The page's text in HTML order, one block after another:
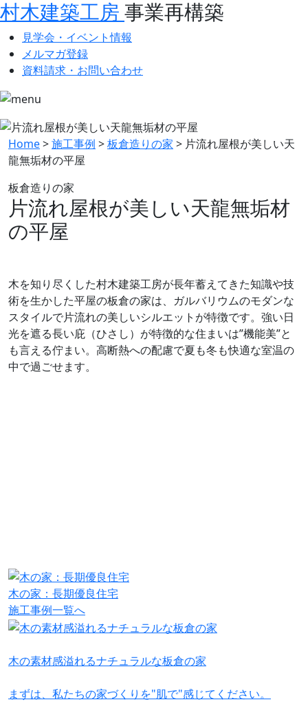
村木建築工房 事業再構築
見学会・イベント情報
メルマガ登録
資料請求・お問い合わせ
Home>施工事例 >板倉造りの家 > 片流れ屋根が美しい天
龍無垢材の平屋
板倉造りの家
片流れ屋根が美しい天龍無垢材
の平屋
木を知り尽くした村木建築工房が長年蓄えてきた知識や技
術を生かした平屋の板倉の家は、ガルバリウムのモダンな
スタイルで片流れの美しいシルエットが特徴です。強い日
光を遮る長い庇（ひさし）が特徴的な住まいは”機能美”と
も言える佇まい。高断熱への配慮で夏も冬も快適な室温の
中で過ごせます。
木の家：長期優良住宅
施工事例一覧へ
木の素材感溢れるナチュラルな板倉の家
まずは、私たちの家づくりを"肌で"感じてください。